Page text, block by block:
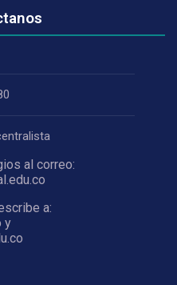
al correo:
a:
y